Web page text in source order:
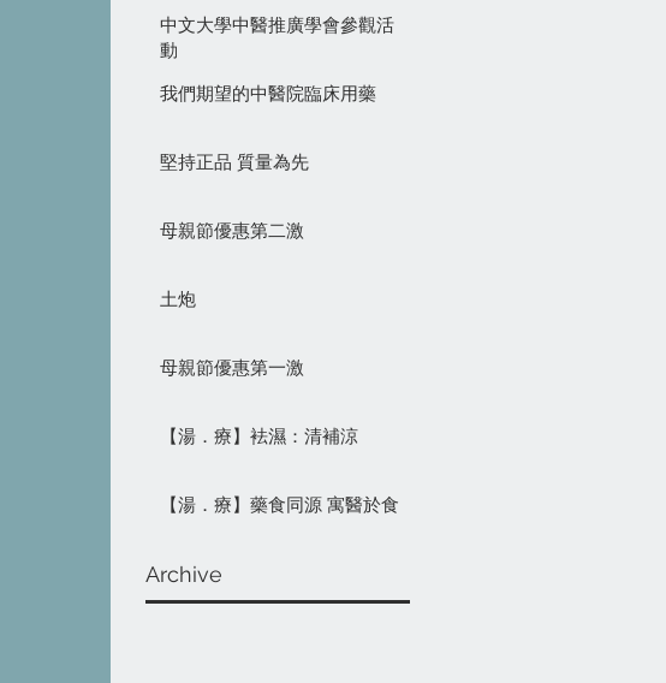
中文大學中醫推廣學會參觀活
動
我們期望的中醫院臨床用藥
堅持正品 質量為先
母親節優惠第二激
土炮
母親節優惠第一激
【湯．療】袪濕：清補涼
【湯．療】藥食同源 寓醫於食
Archive